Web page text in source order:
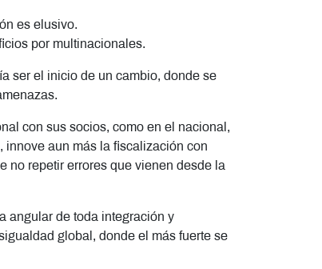
es elusivo.
por multinacionales.
ser el inicio de un cambio, donde se
con sus socios, como en el nacional,
innove aun más la fiscalización con
no repetir errores que vienen desde la
angular de toda integración y
global, donde el más fuerte se